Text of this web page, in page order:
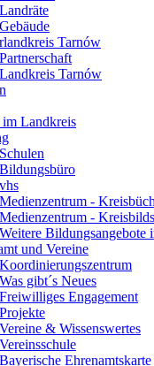
Landräte
Gebäude
Tarnów
Partnerschaft
Landkreis Tarnów
Landkreis
Schulen
Bildungsbüro
vhs
Medienzentrum -
Medienzentrum -
Weitere Bildungsangebote
und Vereine
Koordinierungszentrum
Was gibt´s Neues
Freiwilliges Engagement
Projekte
Vereine & Wissenswertes
Vereinsschule
Bayerische Ehrenamtskarte